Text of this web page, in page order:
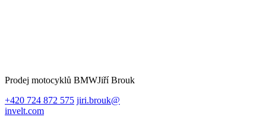
Prodej motocyklů BMWJiří Brouk
+420 724 872 575 jiri.brouk@
invelt.com